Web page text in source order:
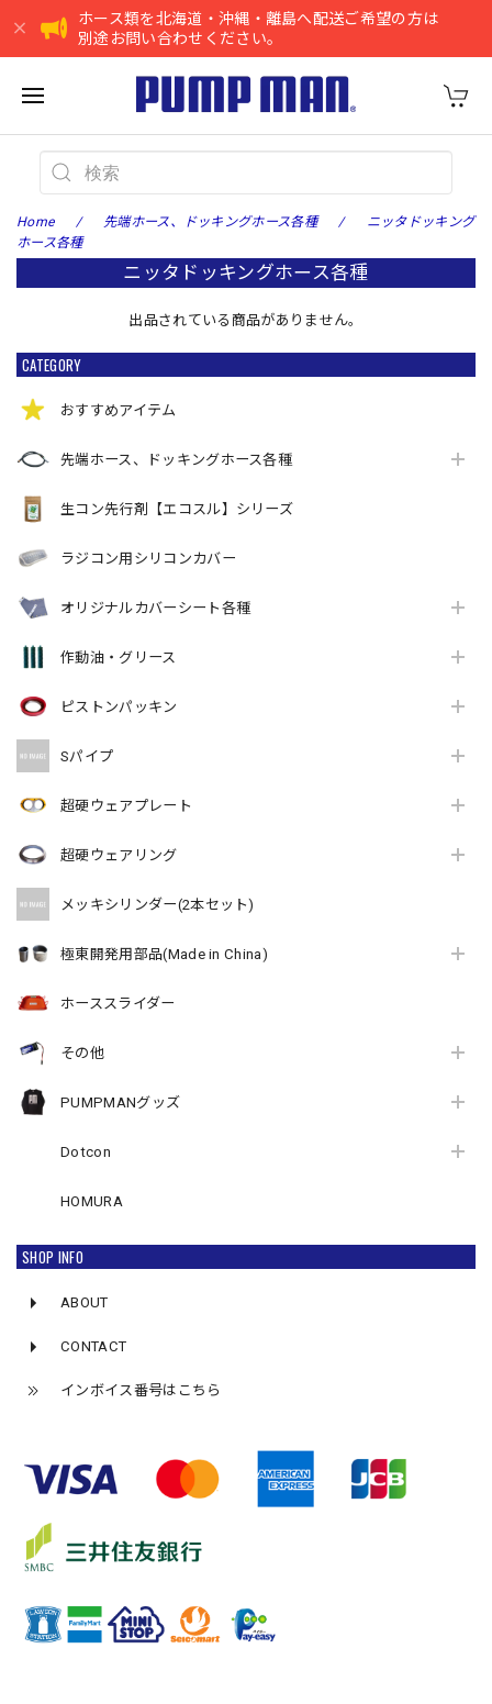
ホース類を北海道・沖縄・離島へ配送ご希望の方は
別途お問い合わせください。
CATEGORY
おすすめアイテム
先端ホース、ドッキングホース各種
生コン先行剤【エコスル】シリーズ
ラジコン用シリコンカバー
オリジナルカバーシート各種
作動油・グリース
ピストンパッキン
Sパイプ
超硬ウェアプレート
超硬ウェアリング
メッキシリンダー(2本セット)
極東開発用部品(Made in China)
ホーススライダー
その他
PUMPMANグッズ
Dotcon
HOMURA
SHOP INFO
ABOUT
CONTACT
インボイス番号はこちら
Home 先端ホース、ドッキングホース各種
ニッタドッキング
ホース各種
ニッタドッキングホース各種
出品されている商品がありません。